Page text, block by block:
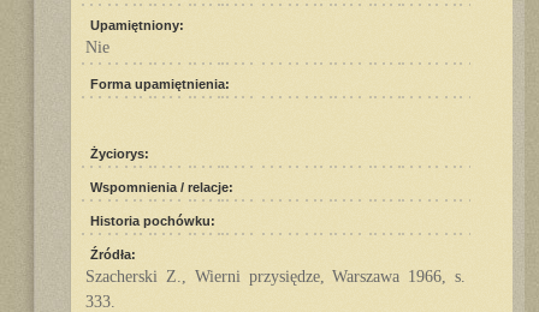
Upamiętniony:
Nie
Forma upamiętnienia:
Życiorys:
Wspomnienia / relacje:
Historia pochówku:
Źródła:
Szacherski Z., Wierni przysiędze, Warszawa 1966, s.
333.